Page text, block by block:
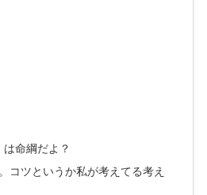
命綱だよ？
コツというか私が考えてる考え